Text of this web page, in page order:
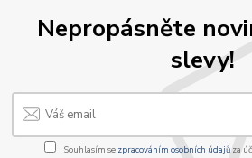
Nepropásněte
slevy!
Souhlasím se zpracováním osobních údajůza